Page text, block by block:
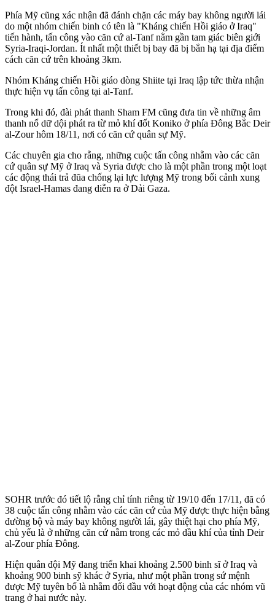
Phía Mỹ cũng xác nhận đã đánh chặn các máy bay không người lái
do một nhóm chiến binh có tên là "Kháng chiến Hồi giáo ở Iraq"
tiến hành, tấn công vào căn cứ al-Tanf nằm gần tam giác biên giới
Syria-Iraqi-Jordan. Ít nhất một thiết bị bay đã bị bắn hạ tại địa điểm
cách căn cứ trên khoảng 3km.
Nhóm Kháng chiến Hồi giáo dòng Shiite tại Iraq lập tức thừa nhận
thực hiện vụ tấn công tại al-Tanf.
Trong khi đó, đài phát thanh Sham FM cũng đưa tin về những âm
thanh nổ dữ dội phát ra từ mỏ khí đốt Koniko ở phía Đông Bắc Deir
al-Zour hôm 18/11, nơi có căn cứ quân sự Mỹ.
Các chuyên gia cho rằng, những cuộc tấn công nhằm vào các căn
cứ quân sự Mỹ ở Iraq và Syria được cho là một phần trong một loạt
các động thái trả đũa chống lại lực lượng Mỹ trong bối cảnh xung
đột Israel-Hamas đang diễn ra ở Dải Gaza.
SOHR trước đó tiết lộ rằng chỉ tính riêng từ 19/10 đến 17/11, đã có
38 cuộc tấn công nhằm vào các căn cứ của Mỹ được thực hiện bằng
đường bộ và máy bay không người lái, gây thiệt hại cho phía Mỹ,
chủ yếu là ở những căn cứ nằm trong các mỏ dầu khí của tỉnh Deir
al-Zour phía Đông.
Hiện quân đội Mỹ đang triển khai khoảng 2.500 binh sĩ ở Iraq và
khoảng 900 binh sỹ khác ở Syria, như một phần trong sứ mệnh
được Mỹ tuyên bố là nhằm đối đầu với hoạt động của các nhóm vũ
trang ở hai nước này.